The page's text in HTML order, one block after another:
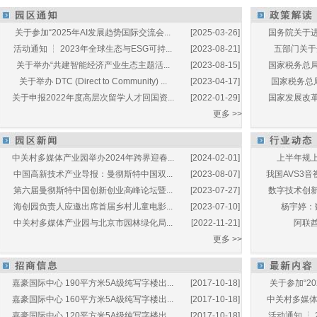
[2025-03-26]
关于参加“2025年AI发展趋势国际交流会...
[2023-08-21]
活动通知 ┆ 2023年全球生态与ESG可持...
[2023-08-15]
关于举办“共建智能经济产业生态主题活...
[2023-04-17]
关于举办 DTC (Direct to Community) ...
[2022-01-29]
关于申报2022年度高层次留学人才回国资...
更多 >>
国务院关于
五部门关
国家税务总
国家税务总
国家发展改
[2024-02-01]
中关村多媒体产业园举办2024年跨界迎春...
[2023-08-07]
中国高新技术产业导报：曼彻斯特中国双...
[2023-07-27]
第六届曼彻斯特中国创新创业高峰论坛暨...
[2023-07-10]
海创园负责人应邀出席首届乡村儿童电影...
[2022-11-21]
中关村多媒体产业园与北京市园林绿化局...
更多 >>
上半年规
我国AVS3音
数字技术创
杨宇婷：
阿联
[2017-10-18]
嘉豪国际中心 190平方米5A级纯写字楼出...
[2017-10-18]
嘉豪国际中心 160平方米5A级纯写字楼出...
关于参加
中关村多媒